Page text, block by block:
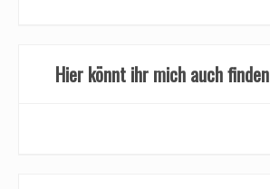
Hier könnt ihr mich auch finden